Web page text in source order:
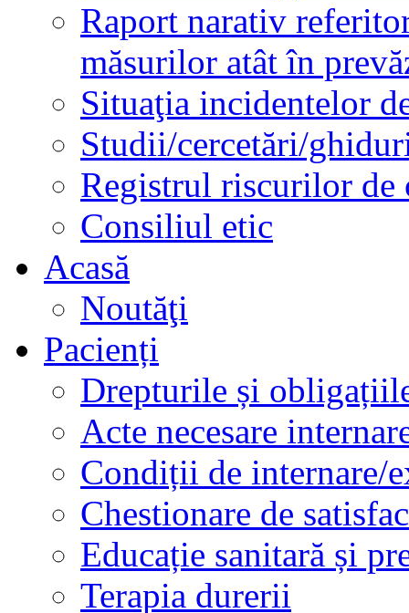
Raport narativ
măsurilor atât în
Situaţia incidentelor
Studii/cercetări/
Registrul riscurilor de
Consiliul etic
Acasă
Noutăţi
Pacienți
Drepturile și
Acte necesare
Condiții de internare/
Chestionare de
Educație sanitară și
Terapia durerii